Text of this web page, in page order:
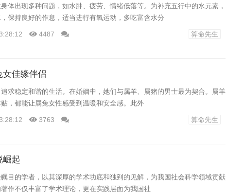
体出现多种问题，如水肿、疲劳、情绪低落等。为补充五行中的水元素，
保持良好的作息，适当进行有氧运动，多吃富含水分
4487 算命先生
女佳缘伴侣
求稳定和谐的生活。在婚姻中，她们与属羊、属猪的男士最为契合。属羊
，都能让属兔女性感受到温暖和安全感。此外
3763 算命先生
崛起
目的学者，以其深厚的学术功底和独到的见解，为我国社会科学领域贡献
作不仅丰富了学术理论，更在实践层面为我国社